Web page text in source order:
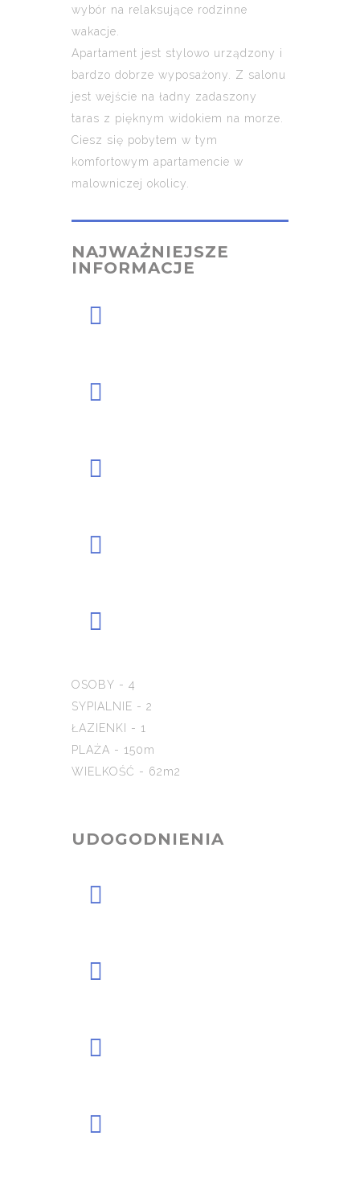
wybór na relaksujące rodzinne
wakacje.
Apartament jest stylowo urządzony i
bardzo dobrze wyposażony. Z salonu
jest wejście na ładny zadaszony
taras z pięknym widokiem na morze.
Ciesz się pobytem w tym
komfortowym apartamencie w
malowniczej okolicy.
NAJWAŻNIEJSZE
INFORMACJE
OSOBY - 4
SYPIALNIE - 2
ŁAZIENKI - 1
PLAŻA - 150m
WIELKOŚĆ - 62m2
UDOGODNIENIA